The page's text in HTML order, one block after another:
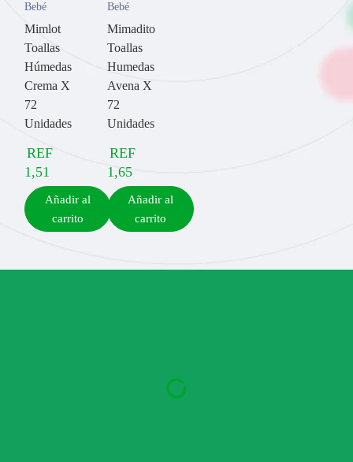
Bebé
Mimlot
Toallas
Húmedas
Crema X
72
Unidades
REF
1,51
Añadir al
carrito
Bebé
Mimadito
Toallas
Humedas
Avena X
72
Unidades
REF
1,65
Añadir al
carrito